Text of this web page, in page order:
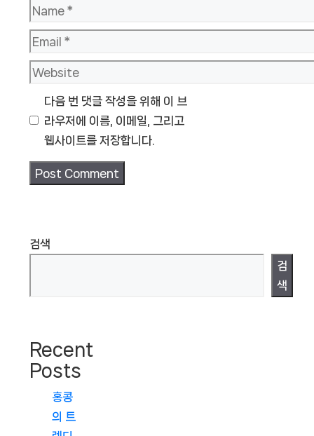
Name
Email
Website
다음 번 댓글 작성을 위해 이 브
라우저에 이름, 이메일, 그리고
웹사이트를 저장합니다.
검색
검
색
Recent
Posts
홍콩
의 트